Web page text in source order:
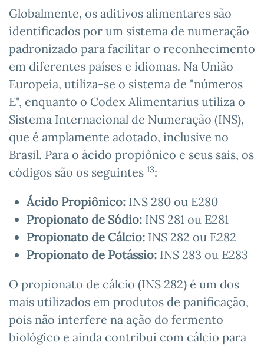
Globalmente, os aditivos alimentares são
identificados por um sistema de numeração
padronizado para facilitar o reconhecimento
em diferentes países e idiomas. Na União
Europeia, utiliza-se o sistema de "números
E", enquanto o Codex Alimentarius utiliza o
Sistema Internacional de Numeração (INS),
que é amplamente adotado, inclusive no
Brasil. Para o ácido propiônico e seus sais, os
códigos são os seguintes 13:
Ácido Propiônico: INS 280 ou E280
Propionato de Sódio: INS 281 ou E281
Propionato de Cálcio: INS 282 ou E282
Propionato de Potássio: INS 283 ou E283
O propionato de cálcio (INS 282) é um dos
mais utilizados em produtos de panificação,
pois não interfere na ação do fermento
biológico e ainda contribui com cálcio para